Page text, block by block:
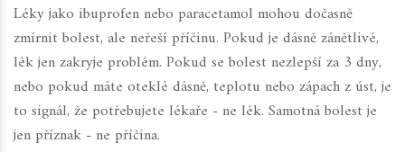
Léky jako ibuprofen nebo paracetamol mohou dočasně
zmírnit bolest, ale neřeší příčinu. Pokud je dásně zánětlivé,
lék jen zakryje problém. Pokud se bolest nezlepší za 3 dny,
nebo pokud máte oteklé dásně, teplotu nebo zápach z úst, je
to signál, že potřebujete lékaře - ne lék. Samotná bolest je
jen příznak - ne příčina.